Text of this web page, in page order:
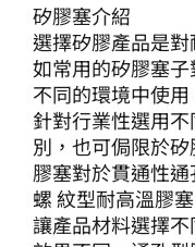
矽膠塞介紹
選擇矽膠產品是
如常用的矽膠塞
不同的環境中使用
針對行業性選用
別，也可侷限於
膠塞對於貫通性
螺 紋型耐高溫膠
讓產品材料選擇